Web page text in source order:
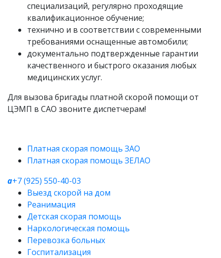
специализаций, регулярно проходящие
квалификационное обучение;
технично и в соответствии с современными
требованиями оснащенные автомобили;
документально подтвержденные гарантии
качественного и быстрого оказания любых
медицинских услуг.
Для вызова бригады платной скорой помощи от
ЦЭМП в САО звоните диспетчерам!
Платная скорая помощь ЗАО
Платная скорая помощь ЗЕЛАО
a+7 (925) 550-40-03
Выезд скорой на дом
Реанимация
Детская скорая помощь
Наркологическая помощь
Перевозка больных
Госпитализация